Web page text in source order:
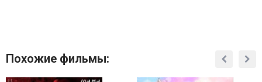
Похожие фильмы: